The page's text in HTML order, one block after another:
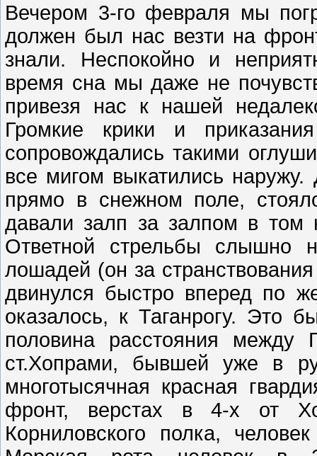
Вечером 3-го февраля мы
должен был нас везти на
знали. Неспокойно и
время сна мы даже не
привезя нас к нашей
Громкие крики и
сопровождались такими
все мигом выкатились наружу.
прямо в снежном поле,
давали залп за залпом в том
Ответной стрельбы слышно
лошадей (он за
двинулся быстро вперед по
оказалось, к Таганрогу. Это
половина расстояния между
ст.Хопрами, бывшей уже в
многотысячная красная
фронт, верстах в 4-х от
Корниловского полка,